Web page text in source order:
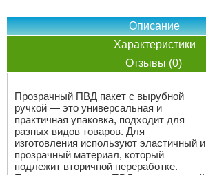
Описание
Характеристики
Отзывы (0)
Прозрачный ПВД пакет с вырубной
ручкой — это универсальная и
практичная упаковка, подходит для
разных видов товаров. Для
изготовления используют эластичный и
прозрачный материал, который
подлежит вторичной переработке.